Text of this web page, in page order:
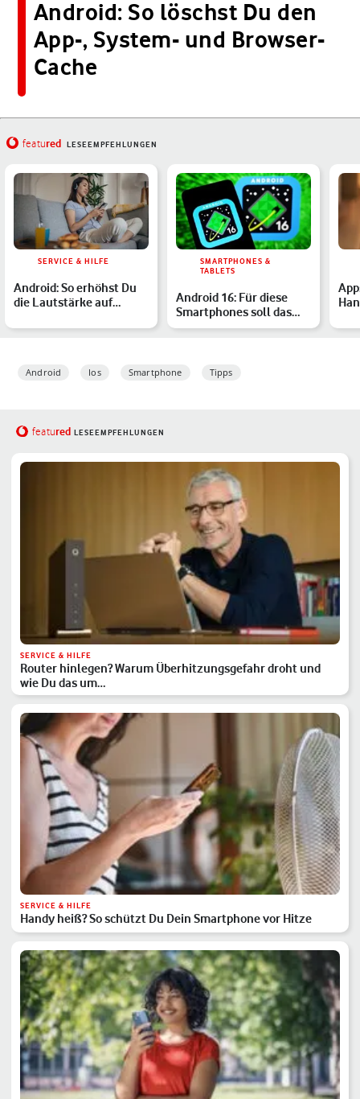
Android: So löschst Du den
App-, System- und Browser-
Cache
featured LESEEMPFEHLUNGEN
SERVICE & HILFE
Android: So erhöhst Du
die Lautstärke auf
SMARTPHONES &
TABLETS
Android 16: Für diese
Smartphones soll das
Update erscheinen
Android Ios Smartphone Tipps
featured LESEEMPFEHLUNGEN
SERVICE & HILFE
Router hinlegen? Warum Überhitzungsgefahr droht und
wie Du das um…
SERVICE & HILFE
Handy heiß? So schützt Du Dein Smartphone vor Hitze